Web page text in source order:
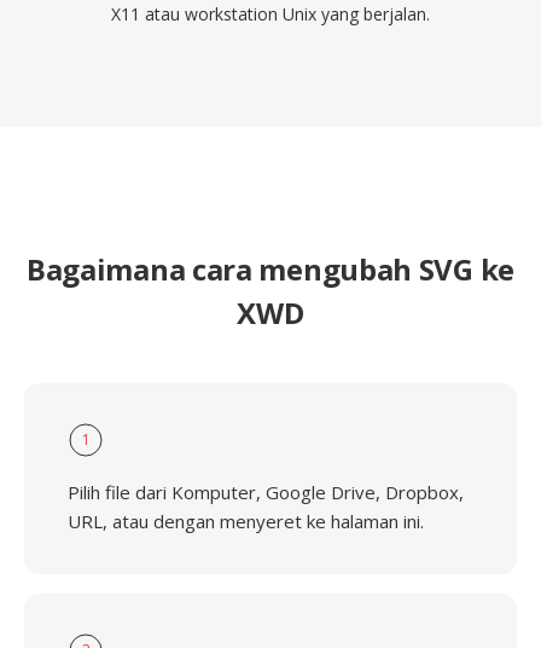
X11 atau workstation Unix yang berjalan.
Bagaimana cara mengubah SVG ke
XWD
1
Pilih file dari Komputer, Google Drive, Dropbox,
URL, atau dengan menyeret ke halaman ini.